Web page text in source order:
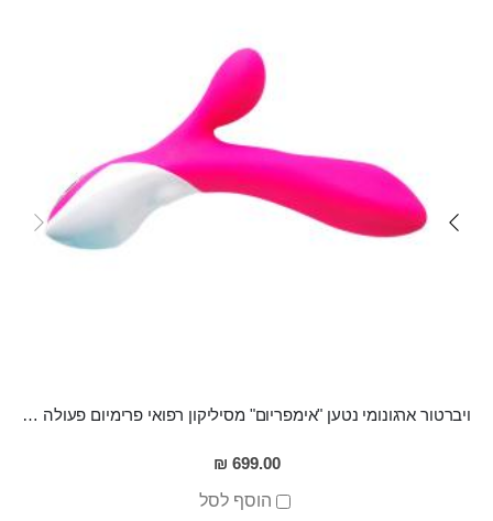
ויברטור ארגונומי נטען "אימפריום" מסיליקון רפואי פרימיום פעולה שקטה עם רטט חזק
699.00 ₪
הוסף לסל